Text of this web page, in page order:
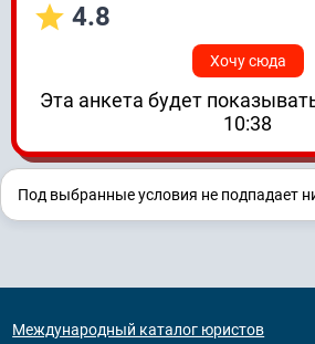
4.8
Хочу сюда
Эта анкета будет
10:38
Под выбранные условия не подпадает
Международный каталог юристов